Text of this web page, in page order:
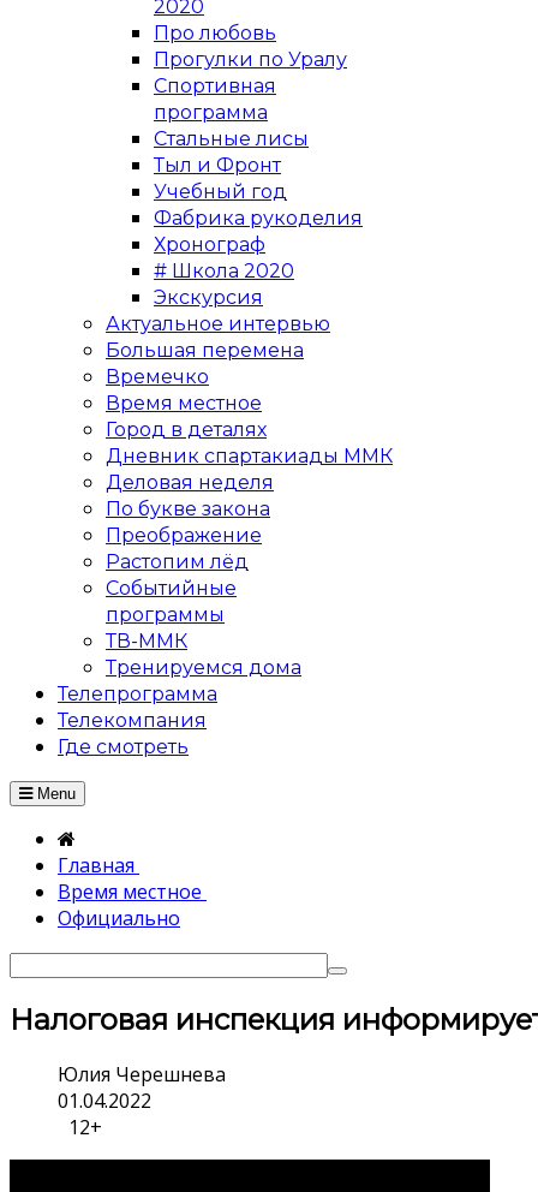
2020
Про любовь
Прогулки по Уралу
Спортивная
программа
Стальные лисы
Тыл и Фронт
Учебный год
Фабрика рукоделия
Хронограф
# Школа 2020
Экскурсия
Актуальное интервью
Большая перемена
Времечко
Время местное
Город в деталях
Дневник спартакиады ММК
Деловая неделя
По букве закона
Преображение
Растопим лёд
Событийные
программы
ТВ-ММК
Тренируемся дома
Телепрограмма
Телекомпания
Где смотреть
Menu
Главная
Время местное
Официально
Налоговая инспекция
Юлия Черешнева
01.04.2022
12+